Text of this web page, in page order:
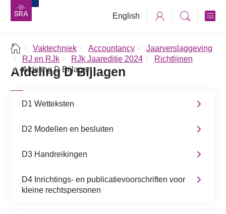
English
Vaktechniek Accountancy
Jaarverslaggeving
RJ en RJk
RJk Jaareditie 2024
Richtlijnen
Afdeling D Bijlagen
Afdeling D Bijlagen
D1 Wetteksten
D2 Modellen en besluiten
D3 Handreikingen
D4 Inrichtings- en publicatievoorschriften voor
kleine rechtspersonen